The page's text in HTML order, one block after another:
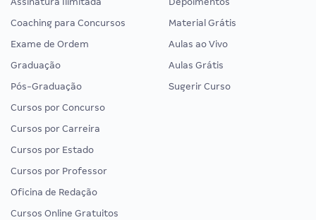
Coaching para Concursos
Exame de Ordem
Graduação
Pós-Graduação
Cursos por Concurso
Cursos por Carreira
Cursos por Estado
Cursos por Professor
Oficina de Redação
Cursos Online Gratuitos
Material Grátis
Aulas ao Vivo
Aulas Grátis
Sugerir Curso